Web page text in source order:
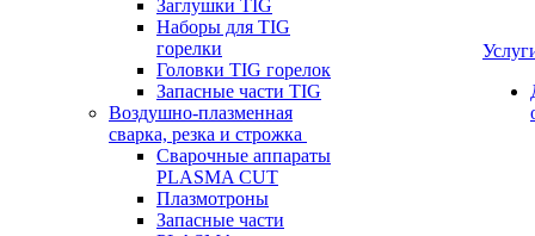
Заглушки TIG
Наборы для TIG
горелки
Головки TIG горелок
Запасные части TIG
Воздушно-плазменная
сварка, резка и строжка
Сварочные аппараты
PLASMA CUT
Плазмотроны
Запасные части